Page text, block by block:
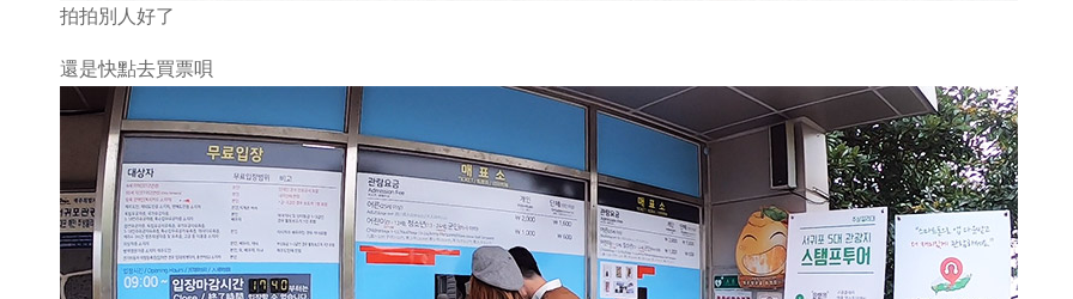
拍拍別人好了
還是快點去買票唄